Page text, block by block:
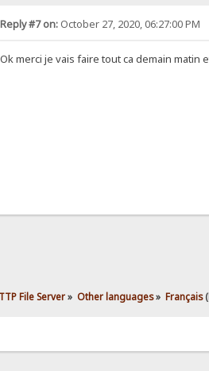
Reply #7 on:October 27, 2020, 06:27:00 PM
Ok merci je vais faire tout ca demain
File Server» Other languages» Français